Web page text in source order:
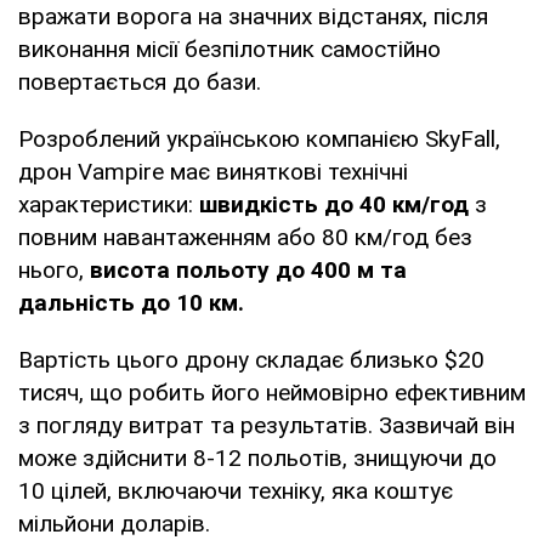
вражати ворога на значних відстанях, після
виконання місії безпілотник самостійно
повертається до бази.
Розроблений українською компанією SkyFall,
дрон Vampire має виняткові технічні
характеристики: швидкість до 40 км/год з
повним навантаженням або 80 км/год без
нього, висота польоту до 400 м та
дальність до 10 км.
Вартість цього дрону складає близько $20
тисяч, що робить його неймовірно ефективним
з погляду витрат та результатів. Зазвичай він
може здійснити 8-12 польотів, знищуючи до
10 цілей, включаючи техніку, яка коштує
мільйони доларів.